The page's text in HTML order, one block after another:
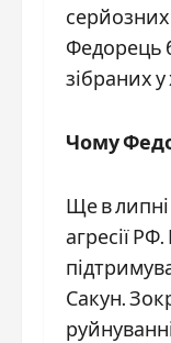
серйозних
Федорець
зібраних у
Чому
Ще в липні
агресії
Сакун.